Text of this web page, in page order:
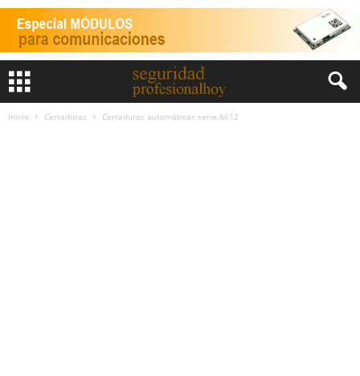
Inicio Cerraduras Cerraduras automáticas serie 6612